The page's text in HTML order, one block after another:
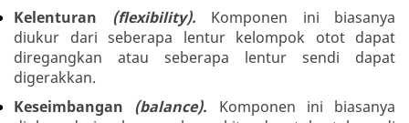
Kelenturan
(flexibility). Komponen ini biasanya
diukur dari seberapa lentur kelompok otot dapat
diregangkan atau seberapa lentur sendi dapat
digerakkan.
Keseimbangan (balance).
Komponen ini biasanya